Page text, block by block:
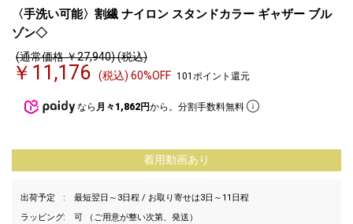
〈手洗い可能〉割繊 ナイロン スタンドカラー ギャザー ブル
ゾン◇
(通常価格 ￥27,940) (税込)
￥11,176 (税込) 60%OFF 101ポイント還元
なら 月々1,862円から。分割手数料無料
着用動画あり
出荷予定
最短翌日～3日程 / お取り寄せは3日～11日程
ラッピング
可 （ご用意が整い次第、発送）